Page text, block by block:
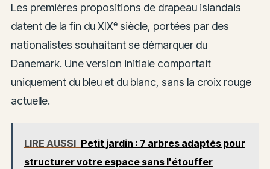
Les premières propositions de drapeau islandais
datent de la fin du XIXᵉ siècle, portées par des
nationalistes souhaitant se démarquer du
Danemark. Une version initiale comportait
uniquement du bleu et du blanc, sans la croix rouge
actuelle.
LIRE AUSSI Petit jardin : 7 arbres adaptés pour
structurer votre espace sans l'étouffer